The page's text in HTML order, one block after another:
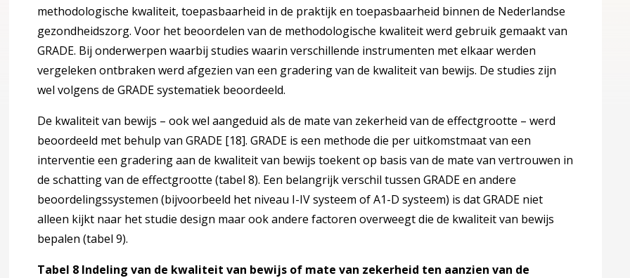
lengtegroei
over 3 Signaleren, diagnostiek en verwijzen
over 3 Signaleren, diagnostiek en verwijzen
methodologische kwaliteit, toepasbaarheid in de praktijk en toepasbaarheid binnen de Nederlandse
gezondheidszorg. Voor het beoordelen van de methodologische kwaliteit werd gebruik gemaakt van
GRADE. Bij onderwerpen waarbij studies waarin verschillende instrumenten met elkaar werden
vergeleken ontbraken werd afgezien van een gradering van de kwaliteit van bewijs. De studies zijn
wel volgens de GRADE systematiek beoordeeld.
De kwaliteit van bewijs – ook wel aangeduid als de mate van zekerheid van de effectgrootte – werd
beoordeeld met behulp van GRADE [18]. GRADE is een methode die per uitkomstmaat van een
interventie een gradering aan de kwaliteit van bewijs toekent op basis van de mate van vertrouwen in
de schatting van de effectgrootte (tabel 8). Een belangrijk verschil tussen GRADE en andere
beoordelingssystemen (bijvoorbeeld het niveau I-IV systeem of A1-D systeem) is dat GRADE niet
alleen kijkt naar het studie design maar ook andere factoren overweegt die de kwaliteit van bewijs
bepalen (tabel 9).
Tabel 8 Indeling van de kwaliteit van bewijs of mate van zekerheid ten aanzien van de